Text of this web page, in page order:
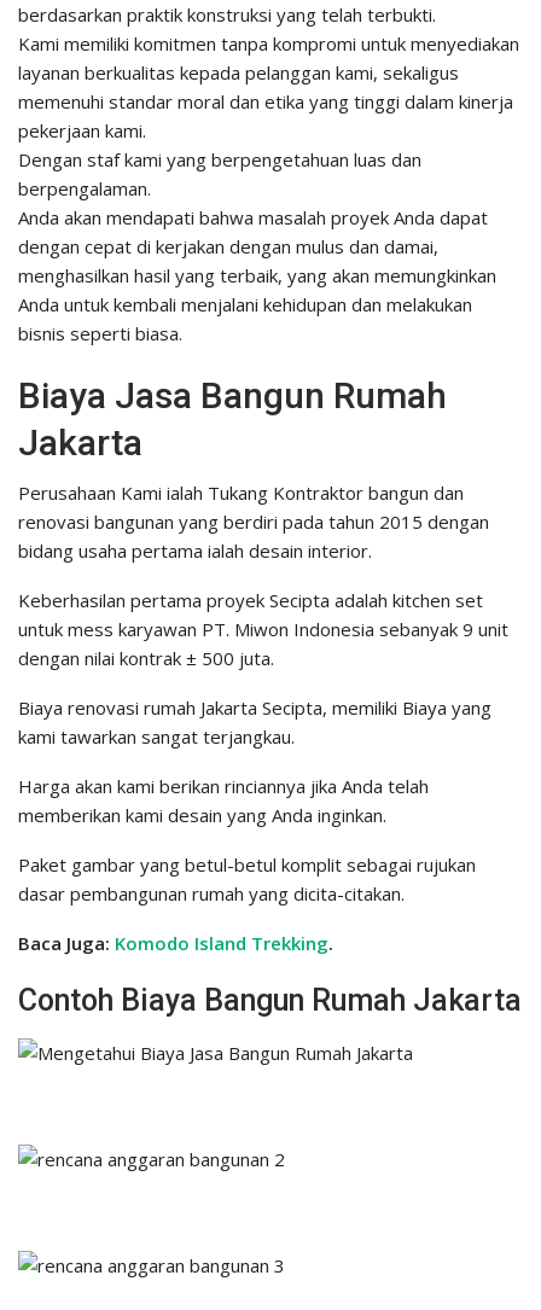
berdasarkan praktik konstruksi yang telah terbukti.
Kami memiliki komitmen tanpa kompromi untuk menyediakan
layanan berkualitas kepada pelanggan kami, sekaligus
memenuhi standar moral dan etika yang tinggi dalam kinerja
pekerjaan kami.
Dengan staf kami yang berpengetahuan luas dan
berpengalaman.
Anda akan mendapati bahwa masalah proyek Anda dapat
dengan cepat di kerjakan dengan mulus dan damai,
menghasilkan hasil yang terbaik, yang akan memungkinkan
Anda untuk kembali menjalani kehidupan dan melakukan
bisnis seperti biasa.
Biaya Jasa Bangun Rumah
Jakarta
Perusahaan Kami ialah Tukang Kontraktor bangun dan
renovasi bangunan yang berdiri pada tahun 2015 dengan
bidang usaha pertama ialah desain interior.
Keberhasilan pertama proyek Secipta adalah kitchen set
untuk mess karyawan PT. Miwon Indonesia sebanyak 9 unit
dengan nilai kontrak ± 500 juta.
Biaya renovasi rumah Jakarta Secipta, memiliki Biaya yang
kami tawarkan sangat terjangkau.
Harga akan kami berikan rinciannya jika Anda telah
memberikan kami desain yang Anda inginkan.
Paket gambar yang betul-betul komplit sebagai rujukan
dasar pembangunan rumah yang dicita-citakan.
Baca Juga: Komodo Island Trekking.
Contoh Biaya Bangun Rumah Jakarta